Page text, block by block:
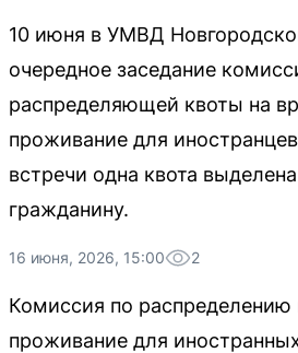
10 июня в УМВД
очередное заседание
распределяющей квоты на
проживание для
встречи одна квота
гражданину.
16 июня, 2026, 15:00 2
Комиссия по распределению
проживание для